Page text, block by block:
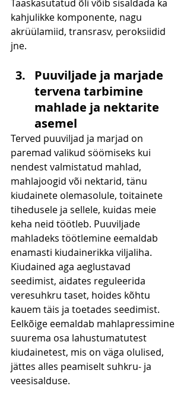
Taaskasutatud õli võib sisaldada ka
kahjulikke komponente, nagu
akrüülamiid, transrasv, peroksiidid
jne.
Puuviljade ja marjade
tervena tarbimine
mahlade ja nektarite
asemel
Terved puuviljad ja marjad on
paremad valikud söömiseks kui
nendest valmistatud mahlad,
mahlajoogid või nektarid, tänu
kiudainete olemasolule, toitainete
tihedusele ja sellele, kuidas meie
keha neid töötleb. Puuviljade
mahladeks töötlemine eemaldab
enamasti kiudainerikka viljaliha.
Kiudained aga aeglustavad
seedimist, aidates reguleerida
veresuhkru taset, hoides kõhtu
kauem täis ja toetades seedimist.
Eelkõige eemaldab mahlapressimine
suurema osa lahustumatutest
kiudainetest, mis on väga olulised,
jättes alles peamiselt suhkru- ja
veesisalduse.